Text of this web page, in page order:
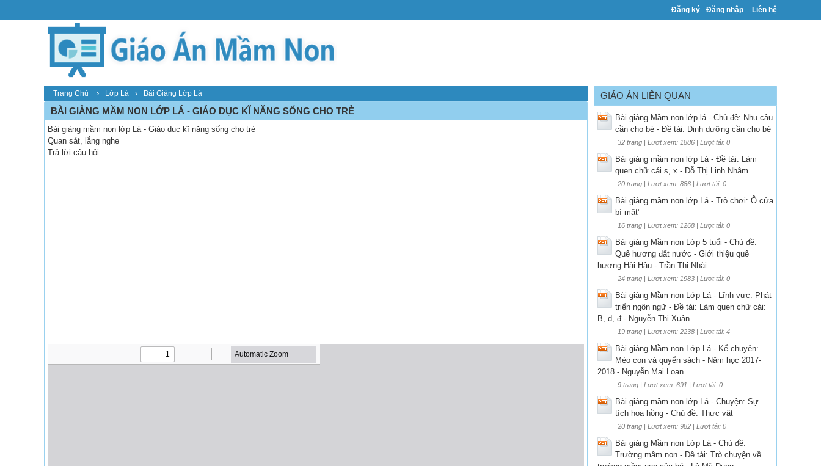
Đăng ký Đăng nhập Liên hệ
Trang Chủ › Lớp Lá › Bài Giảng Lớp Lá
BÀI GIẢNG MẦM NON LỚP LÁ - GIÁO DỤC KĨ NĂNG SỐNG CHO TRẺ
Bài giảng mầm non lớp Lá - Giáo dục kĩ năng sống cho trẻ
Quan sát, lắng nghe
Trả lời câu hỏi
GIÁO ÁN LIÊN QUAN
Bài giảng Mầm non lớp lá - Chủ đề: Nhu cầu
cần cho bé - Đề tài: Dinh dưỡng cần cho bé
32 trang | Lượt xem: 1886 | Lượt tải: 0
Bài giảng mầm non lớp Lá - Đề tài: Làm
quen chữ cái s, x - Đỗ Thị Linh Nhâm
20 trang | Lượt xem: 886 | Lượt tải: 0
Bài giảng mầm non lớp Lá - Trò chơi: Ô cửa
bí mật’
16 trang | Lượt xem: 1268 | Lượt tải: 0
Bài giảng Mầm non Lớp 5 tuổi - Chủ đề:
Quê hương đất nước - Giới thiệu quê
hương Hải Hậu - Trần Thị Nhài
24 trang | Lượt xem: 1983 | Lượt tải: 0
Bài giảng Mầm non Lớp Lá - Lĩnh vực: Phát
triển ngôn ngữ - Đề tài: Làm quen chữ cái:
B, d, đ - Nguyễn Thị Xuân
19 trang | Lượt xem: 2238 | Lượt tải: 4
Bài giảng Mầm non Lớp Lá - Kể chuyện:
Mèo con và quyển sách - Năm học 2017-
2018 - Nguyễn Mai Loan
9 trang | Lượt xem: 691 | Lượt tải: 0
Bài giảng mầm non lớp Lá - Chuyện: Sự
tích hoa hồng - Chủ đề: Thực vật
20 trang | Lượt xem: 982 | Lượt tải: 0
Bài giảng Mầm non Lớp Lá - Chủ đề:
Trường mầm non - Đề tài: Trò chuyện về